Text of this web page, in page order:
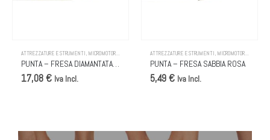
ATTREZZATURE E STRUMENTI , MICROMOTORI E PUNTE PUNTE PER MICROMOTORI
PUNTA – FRESA DIAMANTATA AD AGO 1,4MM 850-014M-HP
17,08 € Iva Incl.
ATTREZZATURE E STRUMENTI , MICROMOTORI E PUNTE
PUNTA – FRESA SABBIA ROSA
5,49 € Iva Incl.